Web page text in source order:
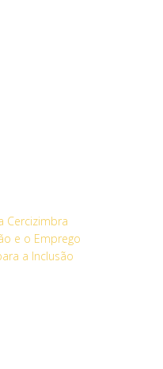
Cercizimbra
e o Emprego
a Inclusão